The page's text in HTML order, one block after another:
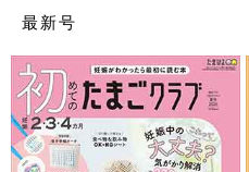
最新号